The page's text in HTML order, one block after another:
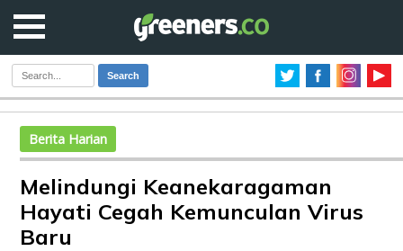
Search
Berita Harian
Melindungi Keanekaragaman
Hayati Cegah Kemunculan Virus
Baru